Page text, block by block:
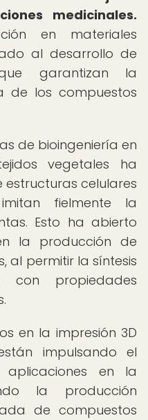
medicinales.
en materiales
al desarrollo de
garantizan la
de los compuestos
de bioingeniería en
vegetales ha
celulares
fielmente la
Esto ha abierto
la producción de
al permitir la síntesis
con propiedades
en la impresión 3D
impulsando el
en la
la producción
de compuestos